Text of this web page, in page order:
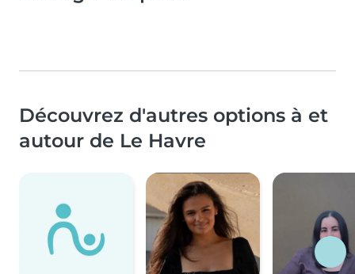
Découvrez d'autres options à et
autour de Le Havre